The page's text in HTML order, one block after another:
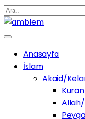
Anasayfa
İslam
Akaid/